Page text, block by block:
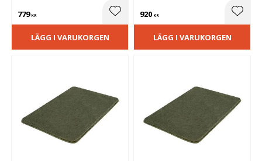
779KR Lägg till i favoriter
LÄGG I VARUKORGEN
920 KR
LÄGG I VARUKORGEN